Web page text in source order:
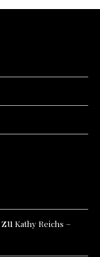
zu Kathy Reichs –